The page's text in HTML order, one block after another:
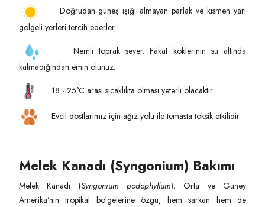
Doğrudan güneş ışığı almayan parlak ve kısmen yarı
gölgeli yerleri tercih ederler
Nemli toprak sever. Fakat köklerinin su altında
kalmadığından emin olunuz.
18 - 25°C arası sıcaklıkta olması yeterli olacaktır.
Evcil dostlarımız için ağız yolu ile temasta toksik etkilidir.
Melek Kanadı (Syngonium) Bakımı
Melek Kanadı (Syngonium podophyllum), Orta ve Güney
Amerika’nın tropikal bölgelerine özgü, hem sarkan hem de